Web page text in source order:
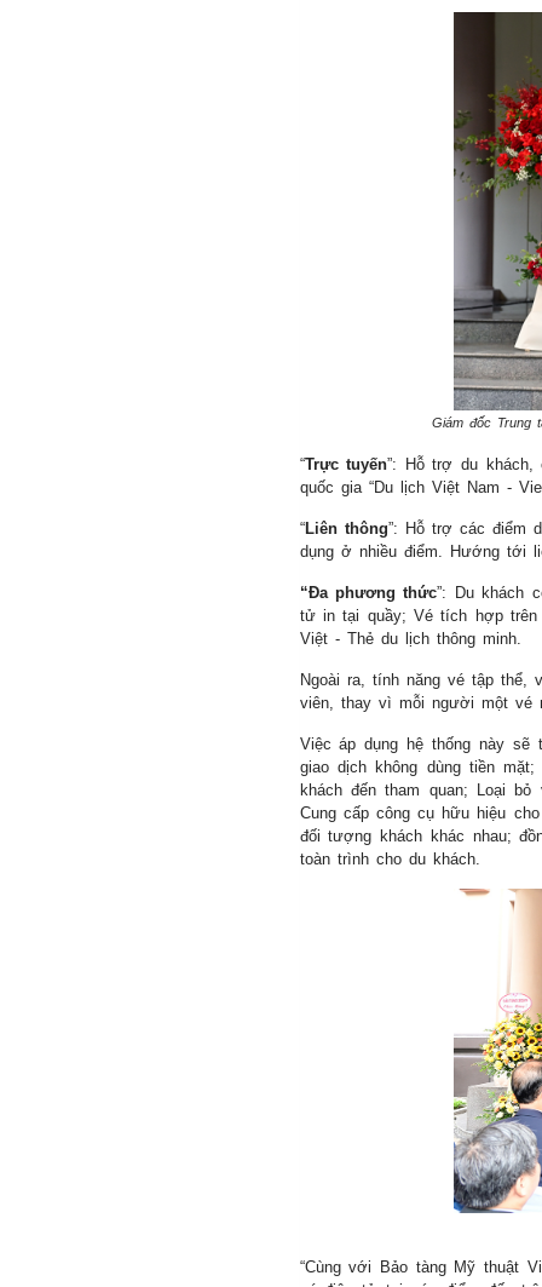
Giám đốc Trung
“Trực tuyến”: Hỗ trợ du
quốc gia “Du lịch Việt Nam -
“Liên thông”: Hỗ trợ các điểm
dụng ở nhiều điểm. Hướng tới
“Đa phương thức”: Du khách
tử in tại quầy; Vé tích hợp trên
Việt - Thẻ du lịch thông minh.
Ngoài ra, tính năng vé tập thể,
viên, thay vì mỗi người một vé
Việc áp dụng hệ thống này
giao dịch không dùng tiền
khách đến tham quan; Loại
Cung cấp công cụ hữu hiệu
đối tượng khách khác nhau;
toàn trình cho du khách.
“Cùng với Bảo tàng Mỹ thuật